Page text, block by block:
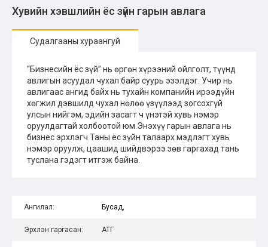
Хувийн хэвшлийн ёс зүйн гарын авлага
Судалгааны хураангуй
“Бизнесийн ёс зүй” нь өргөн хүрээний ойлголт, түүнд
авлигын асуудал чухал байр суурь эзэлдэг. Учир нь
авлигаас ангид байх нь тухайн компанийн ирээдүйн
хөгжил дэвшилд чухал нөлөө үзүүлээд зогсохгүй
улсын нийгэм, эдийн засагт ч үнэтэй хувь нэмэр
оруулдагтай холбоотой юм.Энэхүү гарын авлага нь
бизнес эрхлэгч Таны ёс зүйн талаарх мэдлэгт хувь
нэмэр оруулж, цаашид шийдвэрээ зөв гаргахад тань
туслана гэдэгт итгэж байна.
Ангилал: Бусад
Эрхлэн гаргасан: АТГ